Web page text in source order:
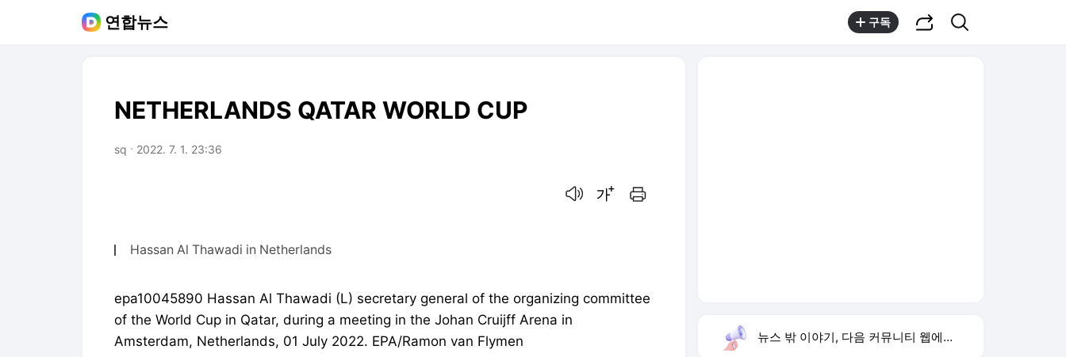
연합뉴스 구독
NETHERLANDS QATAR WORLD CUP
sq 2022. 7. 1. 23:36
Hassan Al Thawadi in Netherlands
epa10045890 Hassan Al Thawadi (L) secretary general of the organizing committee
of the World Cup in Qatar, during a meeting in the Johan Cruijff Arena in
Amsterdam, Netherlands, 01 July 2022. EPA/Ramon van Flymen
뉴스 밖 이야기, 다음 커뮤니티 웹에서 보기